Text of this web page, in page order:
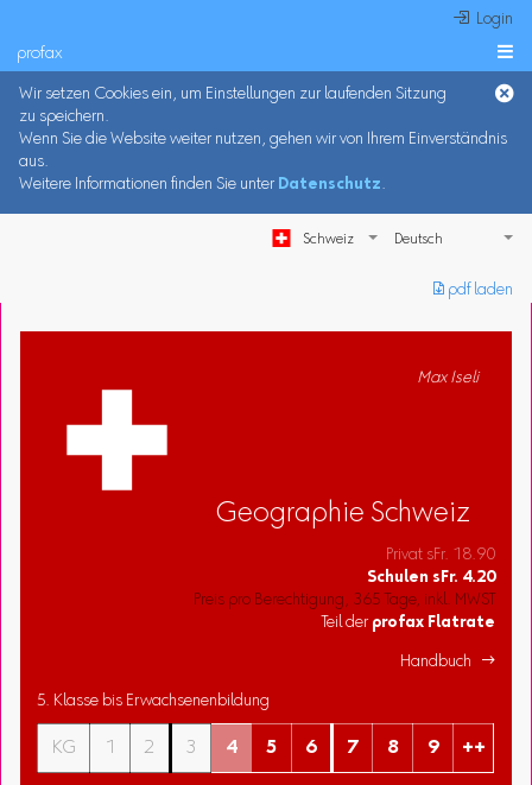
 Login
profax 
Wir setzen Cookies ein, um Einstellungen zur laufenden Sitzung
zu speichern.
Wenn Sie die Website weiter nutzen, gehen wir von Ihrem Einverständnis
aus.
Weitere Informationen finden Sie unter Datenschutz.
Schweiz
︎ pdf laden
Max Iseli
Geographie Schweiz
Privat sFr. 18.90
Schulen sFr. 4.20
Preis pro Berechtigung, 365 Tage, inkl. MWST
Teil der profax Flatrate
Handbuch 
5. Klasse bis Erwachsenenbildung
KG 1 2 3 4 5 6 7 8 9 ++